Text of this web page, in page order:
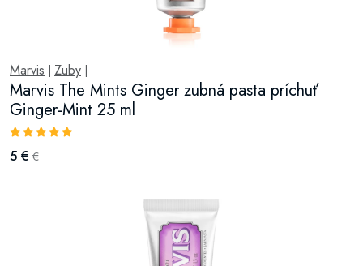
Marvis Zuby
Marvis The Mints Ginger zubná pasta príchuť
Ginger-Mint 25 ml
5 € €